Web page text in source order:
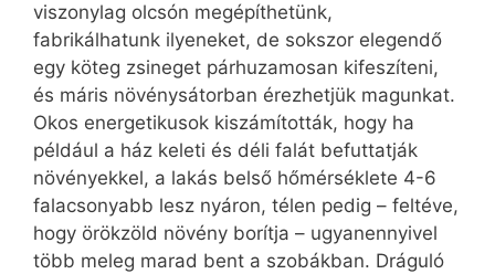
viszonylag olcsón megépíthetünk,
fabrikálhatunk ilyeneket, de sokszor elegendő
egy köteg zsineget párhuzamosan kifeszíteni,
és máris növénysátorban érezhetjük magunkat.
Okos energetikusok kiszámították, hogy ha
például a ház keleti és déli falát befuttatják
növényekkel, a lakás belső hőmérséklete 4-6
falacsonyabb lesz nyáron, télen pedig – feltéve,
hogy örökzöld növény borítja – ugyanennyivel
több meleg marad bent a szobákban. Dráguló